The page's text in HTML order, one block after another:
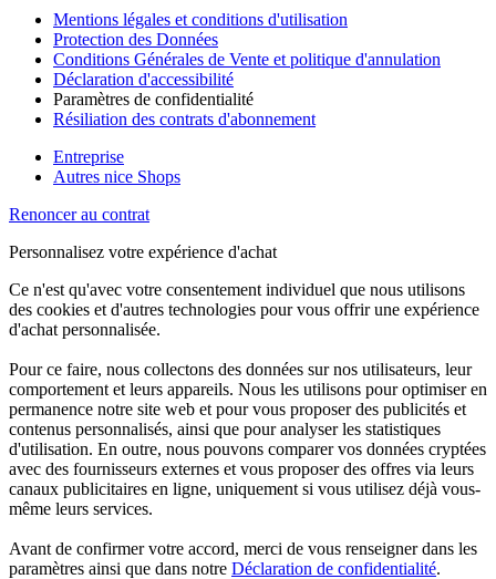
Mentions légales et conditions d'utilisation
Protection des Données
Conditions Générales de Vente et politique d'annulation
Déclaration d'accessibilité
Paramètres de confidentialité
Résiliation des contrats d'abonnement
Entreprise
Autres nice Shops
Renoncer au contrat
Personnalisez votre expérience d'achat
Ce n'est qu'avec votre consentement individuel que nous utilisons
des cookies et d'autres technologies pour vous offrir une expérience
d'achat personnalisée.
Pour ce faire, nous collectons des données sur nos utilisateurs, leur
comportement et leurs appareils. Nous les utilisons pour optimiser en
permanence notre site web et pour vous proposer des publicités et
contenus personnalisés, ainsi que pour analyser les statistiques
d'utilisation. En outre, nous pouvons comparer vos données cryptées
avec des fournisseurs externes et vous proposer des offres via leurs
canaux publicitaires en ligne, uniquement si vous utilisez déjà vous-
même leurs services.
Avant de confirmer votre accord, merci de vous renseigner dans les
paramètres ainsi que dans notre Déclaration de confidentialité.